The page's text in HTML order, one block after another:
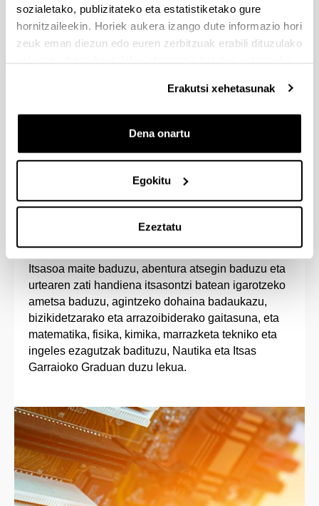
sozialetako, publizitateko eta estatistiketako gure
hornitzaileekin. Horiek aukera izango dute informazio hori
zeuk eman diezun edo euren zerbitzuak erabili dituzulako
eskuratu duten bestelako informazio batekin uztartzeko.
Erakutsi xehetasunak
Dena onartu
Egokitu
Ezeztatu
aukera handiak dauzkana. Erantzukizuneko
lanpostuetan jardun ahal izango zara itsas
administrazioan zein itsas eta lehorreko
instalazioetan.
praktikak bertan egin ditzazun.
gradu bikoitza lor dezakezu Itsasketa eta Nautika
Sarrera-profila
Itsasoa maite baduzu, abentura atsegin baduzu eta
urtearen zati handiena itsasontzi batean igarotzeko
ametsa baduzu, agintzeko dohaina badaukazu,
bizikidetzarako eta arrazoibiderako gaitasuna, eta
matematika, fisika, kimika, marrazketa tekniko eta
ingeles ezagutzak badituzu, Nautika eta Itsas
Garraioko Graduan duzu lekua.